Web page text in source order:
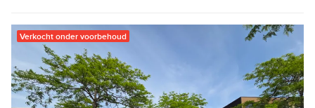
Verkocht onder voorbehoud